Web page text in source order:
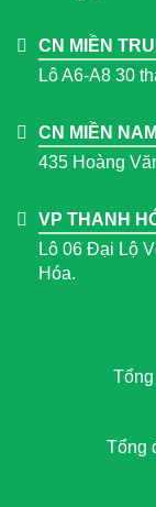
CN MIỀN
Lô A6-A8 30
CN MIỀN
435 Hoàng
VP THANH
Lô 06 Đại Lộ
Hóa.
Tổng